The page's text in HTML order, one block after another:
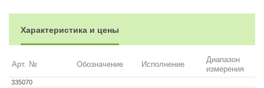
Характеристика и цены
Арт. № Обозначение Исполнение
Диапазон
измерения
335070